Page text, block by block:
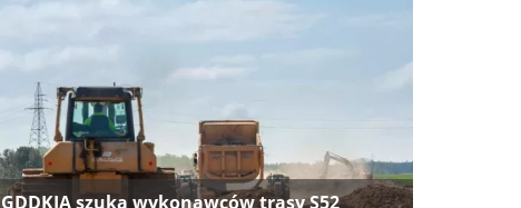
GDDKIA szuka wykonawców trasy S52